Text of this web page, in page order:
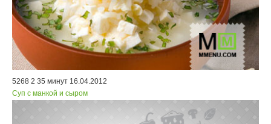
5268 2 35 минут 16.04.2012
Суп с манкой и сыром